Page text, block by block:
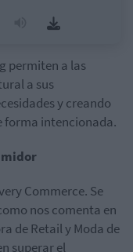
permiten a las
a sus
y creando
forma intencionada.
Commerce. Se
nos comenta en
de Retail y Moda de
superar el